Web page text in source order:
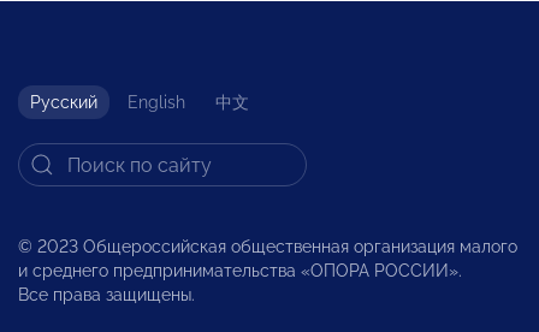
Русский English 中文
© 2023 Общероссийская общественная организация малого
и среднего предпринимательства «ОПОРА РОССИИ».
Все права защищены.